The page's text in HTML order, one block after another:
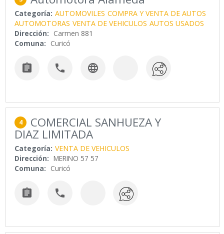
Categoría: AUTOMOVILES COMPRA Y VENTA DE AUTOS
AUTOMOTORAS VENTA DE VEHICULOS AUTOS USADOS
Dirección: Carmen 881
Comuna: Curicó
  
4 COMERCIAL SANHUEZA Y
DIAZ LIMITADA
Categoría: VENTA DE VEHICULOS
Dirección: MERINO 57 57
Comuna: Curicó
 